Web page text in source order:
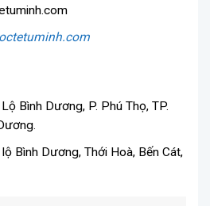
Bình Dương, P. Phú Thọ, TP.
Bình Dương, Thới Hoà, Bến Cát,